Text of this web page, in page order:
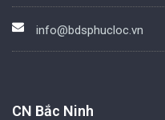
info@bdsphucloc.vn
CN Bắc Ninh